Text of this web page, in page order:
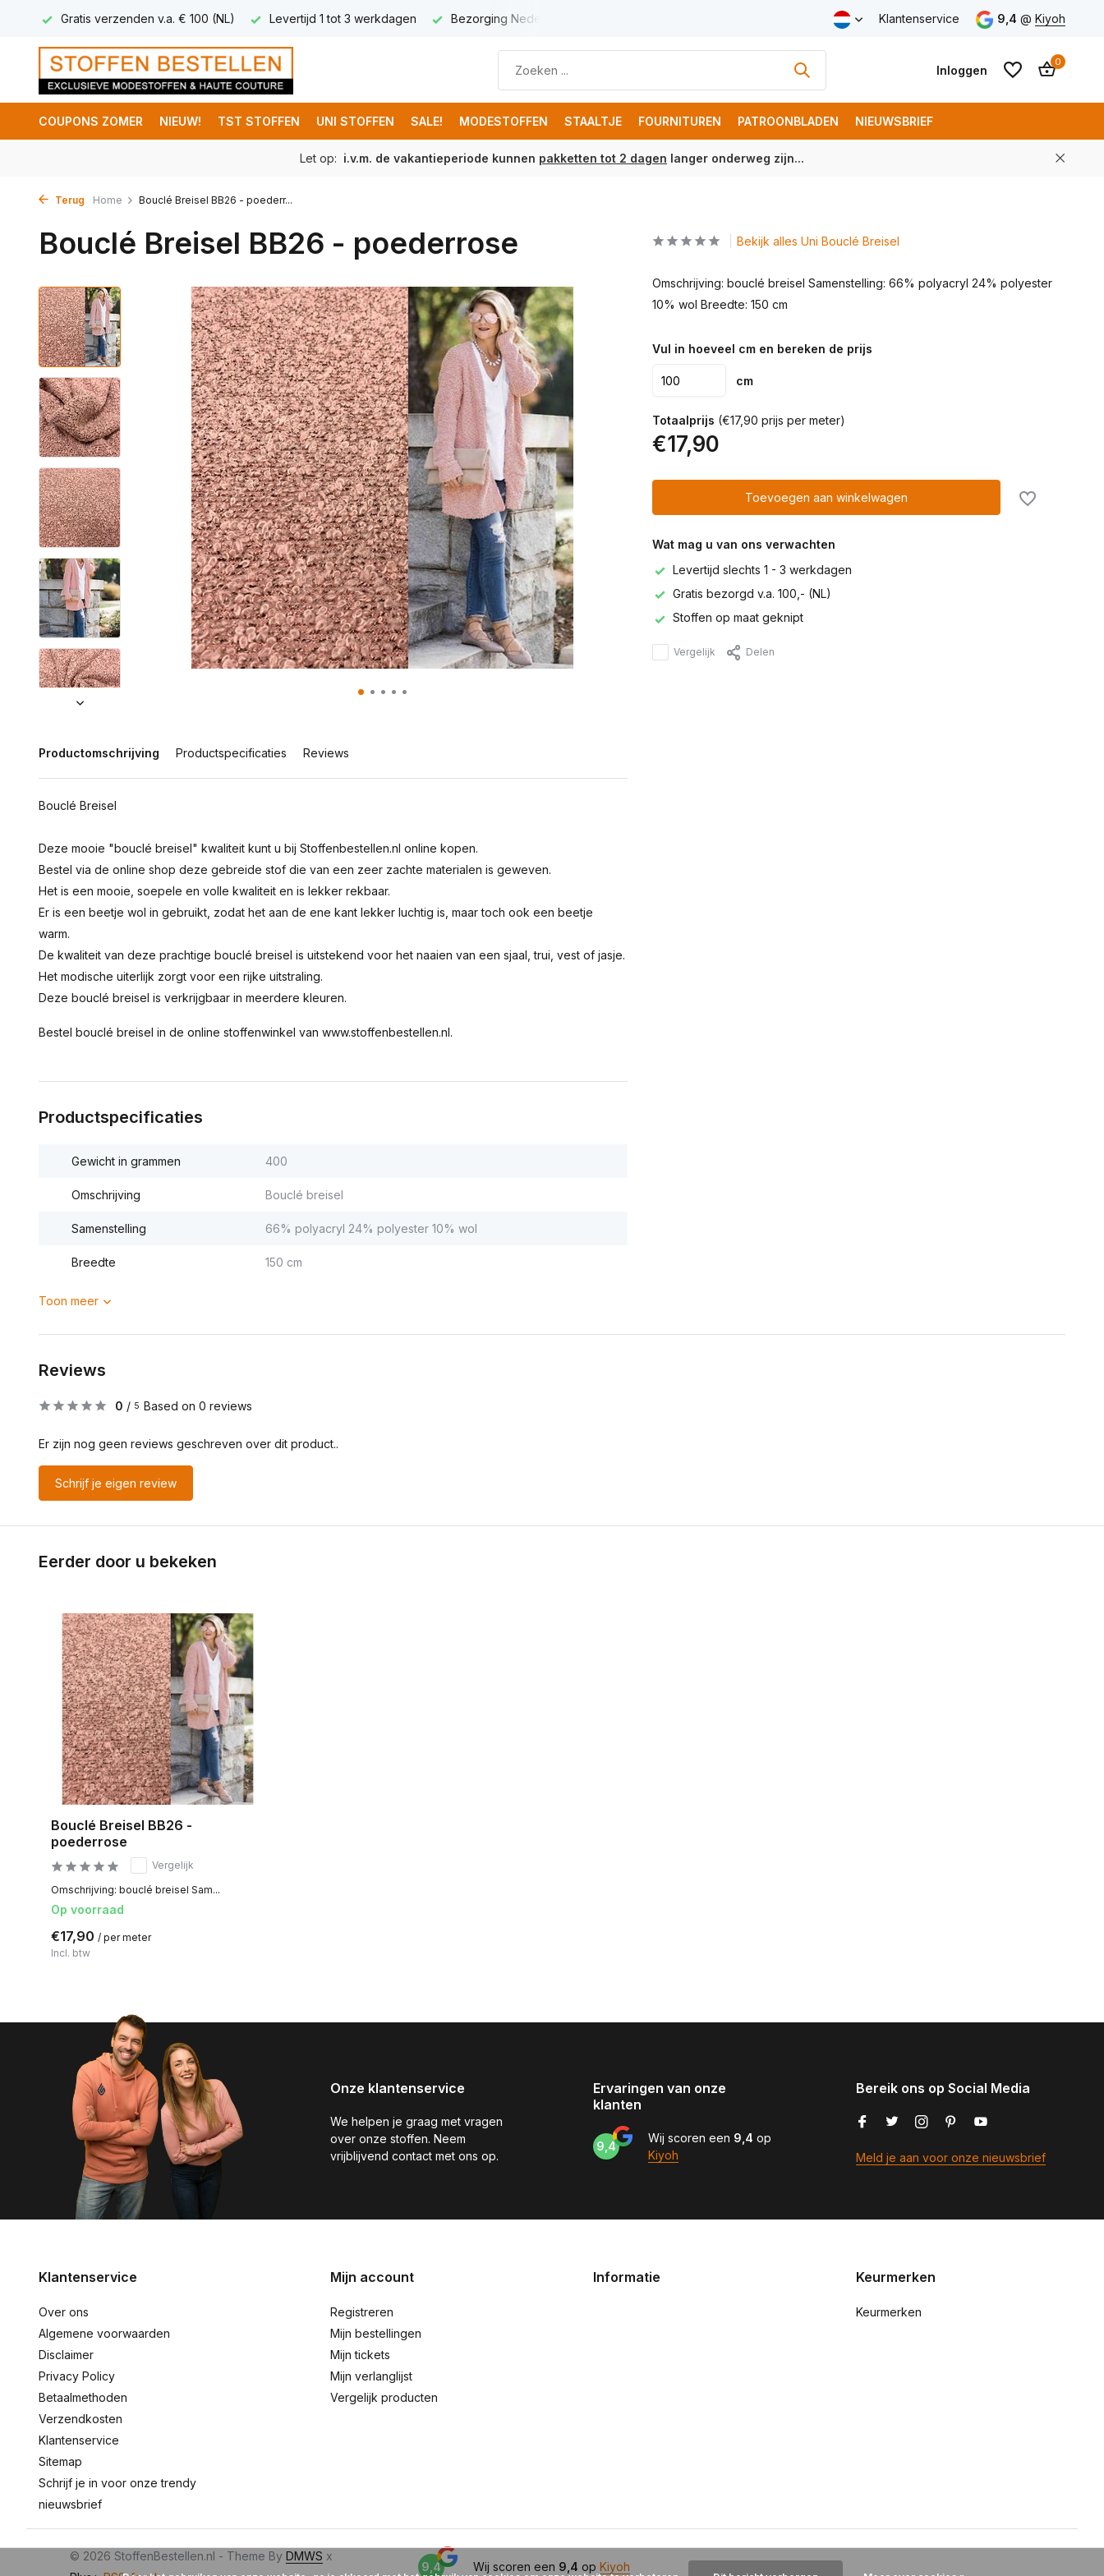
Gratis verzenden v.a. € 100 (NL) Levertijd 1 tot 3 werkdagen Bezorging Nederland € 5,95 Klantenservice 9,4 @ Kiyoh
Inloggen
0
COUPONS ZOMER NIEUW! TST STOFFEN UNI STOFFEN SALE! MODESTOFFEN STAALTJE FOURNITUREN PATROONBLADEN NIEUWSBRIEF
Let op: i.v.m. de vakantieperiode kunnen pakketten tot 2 dagen langer onderweg zijn...
Terug Home Bouclé Breisel BB26 - poederr...
Bouclé Breisel BB26 - poederrose
Productomschrijving Productspecificaties Reviews
Bouclé Breisel
Deze mooie "bouclé breisel" kwaliteit kunt u bij Stoffenbestellen.nl online kopen.
Bestel via de online shop deze gebreide stof die van een zeer zachte materialen is geweven.
Het is een mooie, soepele en volle kwaliteit en is lekker rekbaar.
Er is een beetje wol in gebruikt, zodat het aan de ene kant lekker luchtig is, maar toch ook een beetje
warm.
De kwaliteit van deze prachtige bouclé breisel is uitstekend voor het naaien van een sjaal, trui, vest of jasje.
Het modische uiterlijk zorgt voor een rijke uitstraling.
Deze bouclé breisel is verkrijgbaar in meerdere kleuren.
Bestel bouclé breisel in de online stoffenwinkel van www.stoffenbestellen.nl.
Productspecificaties
Gewicht in grammen 400
Omschrijving Bouclé breisel
Samenstelling 66% polyacryl 24% polyester 10% wol
Breedte 150 cm
Toon meer
Bekijk alles Uni Bouclé Breisel
Omschrijving: bouclé breisel Samenstelling: 66% polyacryl 24% polyester
10% wol Breedte: 150 cm
Vul in hoeveel cm en bereken de prijs
cm
Totaalprijs (€17,90 prijs per meter)
€17,90
Toevoegen aan winkelwagen
Wat mag u van ons verwachten
Levertijd slechts 1 - 3 werkdagen
Gratis bezorgd v.a. 100,- (NL)
Stoffen op maat geknipt
Vergelijk Delen
Reviews
0 / 5 Based on 0 reviews
Er zijn nog geen reviews geschreven over dit product..
Schrijf je eigen review
Eerder door u bekeken
Bouclé Breisel BB26 -
poederrose
Vergelijk
Omschrijving: bouclé breisel Sam...
Op voorraad
€17,90 / per meter
Incl. btw
Onze klantenservice
We helpen je graag met vragen
over onze stoffen. Neem
vrijblijvend contact met ons op.
Ervaringen van onze
klanten
9,4
Wij scoren een 9,4 op
Kiyoh
Bereik ons op Social Media
Meld je aan voor onze nieuwsbrief
Klantenservice
Over ons
Algemene voorwaarden
Disclaimer
Privacy Policy
Betaalmethoden
Verzendkosten
Klantenservice
Sitemap
Schrijf je in voor onze trendy
nieuwsbrief
Mijn account
Registreren
Mijn bestellingen
Mijn tickets
Mijn verlanglijst
Vergelijk producten
Informatie Keurmerken
Keurmerken
© 2026 StoffenBestellen.nl - Theme By DMWS x
9,4 Wij scoren een 9,4 op Kiyoh